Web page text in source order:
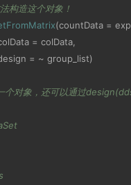
构造这个对象！
(countData =
colData
= colData
design
= ~ group_list)
对象，还可以通过